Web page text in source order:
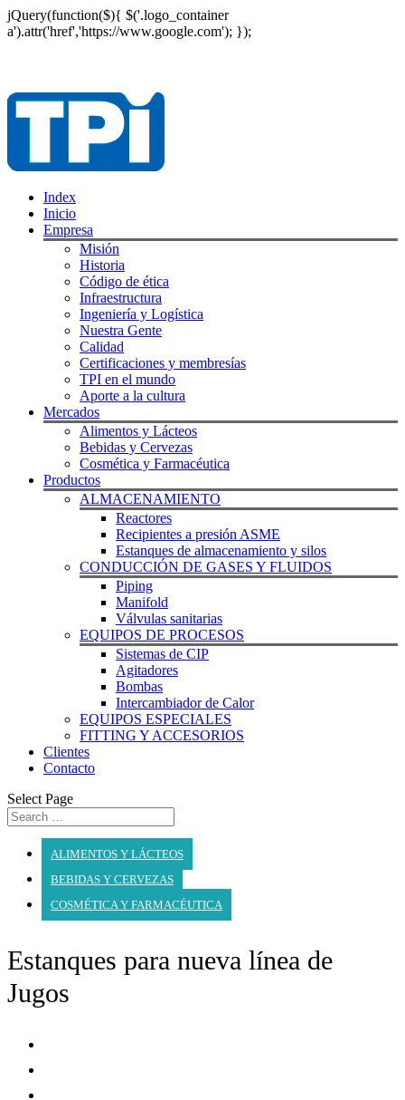
jQuery(function($){ $('.logo_container
a').attr('href','https://www.google.com'); });
Index
Inicio
Empresa
Misión
Historia
Código de ética
Infraestructura
Ingeniería y Logística
Nuestra Gente
Calidad
Certificaciones y membresías
TPI en el mundo
Aporte a la cultura
Mercados
Alimentos y Lácteos
Bebidas y Cervezas
Cosmética y Farmacéutica
Productos
ALMACENAMIENTO
Reactores
Recipientes a presión ASME
Estanques de almacenamiento y silos
CONDUCCIÓN DE GASES Y FLUIDOS
Piping
Manifold
Válvulas sanitarias
EQUIPOS DE PROCESOS
Sistemas de CIP
Agitadores
Bombas
Intercambiador de Calor
EQUIPOS ESPECIALES
FITTING Y ACCESORIOS
Clientes
Contacto
Select Page
ALIMENTOS Y LÁCTEOS
BEBIDAS Y CERVEZAS
COSMÉTICA Y FARMACÉUTICA
Estanques para nueva línea de
Jugos